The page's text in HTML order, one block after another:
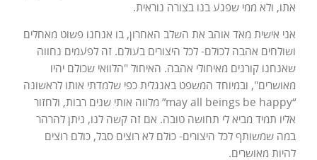
אתו, ולא ממי שפגע בנו בצורה נוראית.
אני אישית מאד אוהב את השלב האחרון, בו אנחנו פשוט מאחלים
ושולחים אהבה לכולם- לכל היצורים בעולם. זה לפעמים נחווה
שאנחנו קורנים מאיחולי אהבה. האיחול "הלוואי שכולם יהיו
מאושרים", ובמיוחד המשפט באנגלית כפי שלמדתי אותו לראשונה
“may all beings be happy” מלווה אותי שנים רבות, ולחזור
אליו תמיד מביא לי תחושה טובה. אם זה קשה לנו, ניתן להרהר
במה שמשותף לכל היצורים- כולם לא רוצים סבל, כולם רוצים
להיות מאושרים.